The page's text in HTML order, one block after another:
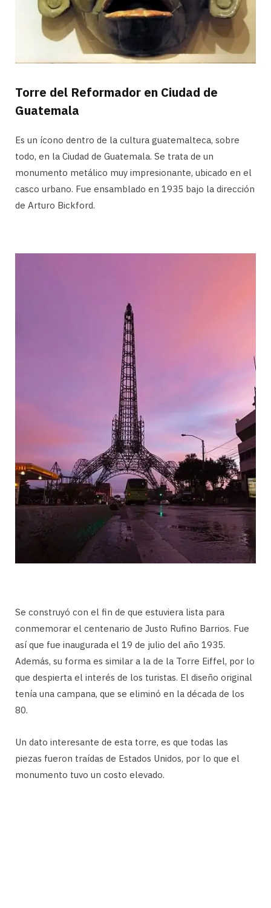
Torre del Reformador en Ciudad de
Guatemala
Es un ícono dentro de la cultura guatemalteca, sobre
todo, en la Ciudad de Guatemala. Se trata de un
monumento metálico muy impresionante, ubicado en el
casco urbano. Fue ensamblado en 1935 bajo la dirección
de Arturo Bickford.
Se construyó con el fin de que estuviera lista para
conmemorar el centenario de Justo Rufino Barrios. Fue
así que fue inaugurada el 19 de julio del año 1935.
Además, su forma es similar a la de la Torre Eiffel, por lo
que despierta el interés de los turistas. El diseño original
tenía una campana, que se eliminó en la década de los
80.
Un dato interesante de esta torre, es que todas las
piezas fueron traídas de Estados Unidos, por lo que el
monumento tuvo un costo elevado.